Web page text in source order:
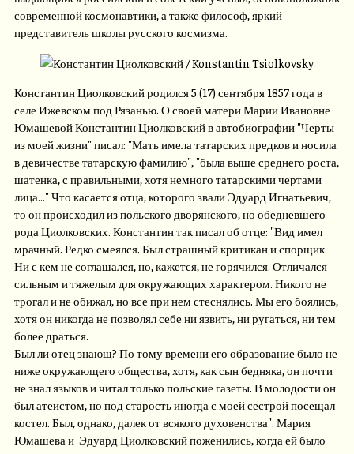
современной космонавтики, а также философ, яркий
представитель школы русского космизма.
Константин Циолковский родился 5 (17) сентября 1857 года в
селе Ижевском под Рязанью. О своей матери Марии Ивановне
Юмашевой Константин Циолковский в автобиографии "Черты
из моей жизни" писал: "Мать имела татарских предков и носила
в девичестве татарскую фамилию", "была выше среднего роста,
шатенка, с правильными, хотя немного татарскими чертами
лица…" Что касается отца, которого звали Эдуард Игнатьевич,
то он происходил из польского дворянского, но обедневшего
рода Циолковских. Константин так писал об отце: "Вид имел
мрачный. Редко смеялся. Был страшный критикан и спорщик.
Ни с кем не соглашался, но, кажется, не горячился. Отличался
сильным и тяжелым для окружающих характером. Никого не
трогал и не обижал, но все при нем стеснялись. Мы его боялись,
хотя он никогда не позволял себе ни язвить, ни ругаться, ни тем
более драться.
Был ли отец знающ? По тому времени его образование было не
ниже окружающего общества, хотя, как сын бедняка, он почти
не знал языков и читал только польские газеты. В молодости он
был атеистом, но под старость иногда с моей сестрой посещал
костел. Был, однако, далек от всякого духовенства". Мария
Юмашева и Эдуард Циолковский поженились, когда ей было